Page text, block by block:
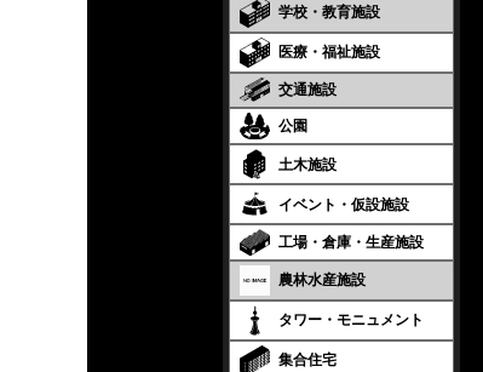
学校・教育施設
医療・福祉施設
交通施設
公園
土木施設
イベント・仮設施設
工場・倉庫・生産施設
農林水産施設
タワー・モニュメント
集合住宅